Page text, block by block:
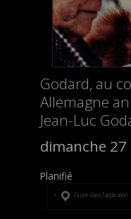
Godard, au
Allemagne
Jean-Luc
dimanche
Planifié
Ouvrir dans l’application